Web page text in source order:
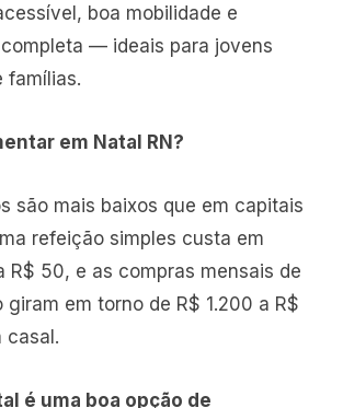
boa mobilidade e
— ideais para jovens
famílias.
em Natal RN?
são mais baixos que em capitais
refeição simples custa em
R$ 50, e as compras mensais de
giram em torno de R$ 1.200 a R$
casal.
é uma boa opção de